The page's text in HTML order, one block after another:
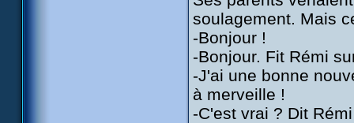
soulagement. Mais
-Bonjour !
-Bonjour. Fit Rémi
-J'ai une bonne
à merveille !
-C'est vrai ? Dit